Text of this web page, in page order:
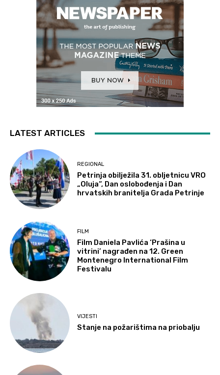
LATEST ARTICLES
REGIONAL
Petrinja obilježila 31. obljetnicu VRO
„Oluja“, Dan oslobođenja i Dan
hrvatskih branitelja Grada Petrinje
FILM
Film Daniela Pavlića ‘Prašina u
vitrini’ nagrađen na 12. Green
Montenegro International Film
Festivalu
VIJESTI
Stanje na požarištima na priobalju